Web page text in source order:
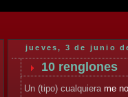
jueves, 3 de junio
10 renglones
Un (tipo) cualquiera me